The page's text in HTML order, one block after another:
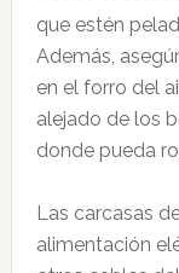
que estén
Además,
en el forro del
alejado de los
donde pueda
Las carcasas
alimentación